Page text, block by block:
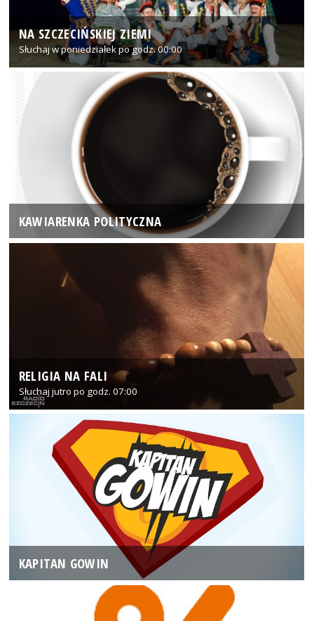
NA SZCZECIŃSKIEJ ZIEMI
Słuchaj w poniedziałek po godz. 00:00
KAWIARENKA POLITYCZNA
RELIGIA NA FALI
Słuchaj jutro po godz. 07:00
KAPITAN GOWIN